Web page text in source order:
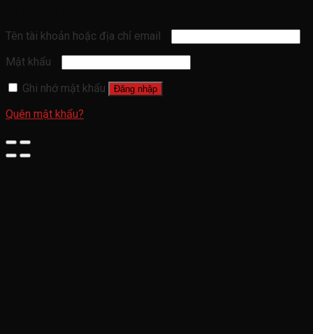
Tên tài khoản hoặc địa chỉ email
Mật khẩu
Ghi nhớ mật khẩu
Đăng nhập
Quên mật khẩu?